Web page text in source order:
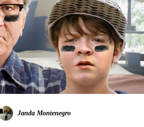
Janda Montenegro